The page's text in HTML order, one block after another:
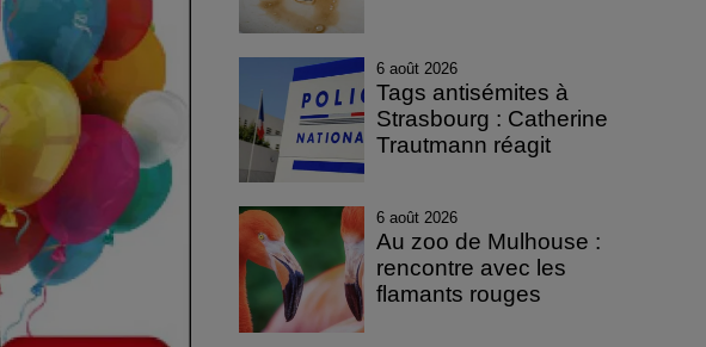
6 août 2026
Tags antisémites à
Strasbourg : Catherine
Trautmann réagit
6 août 2026
Au zoo de Mulhouse :
rencontre avec les
flamants rouges